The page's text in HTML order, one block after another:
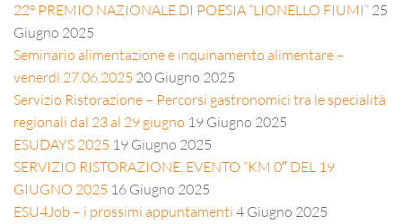
22° PREMIO NAZIONALE DI POESIA “LIONELLO FIUMI” 25
Giugno 2025
Seminario alimentazione e inquinamento alimentare –
venerdì 27.06.2025 20 Giugno 2025
Servizio Ristorazione – Percorsi gastronomici tra le specialità
regionali dal 23 al 29 giugno 19 Giugno 2025
ESUDAYS 2025 19 Giugno 2025
SERVIZIO RISTORAZIONE, EVENTO “KM 0″ DEL 19
GIUGNO 2025 16 Giugno 2025
ESU4Job – i prossimi appuntamenti 4 Giugno 2025